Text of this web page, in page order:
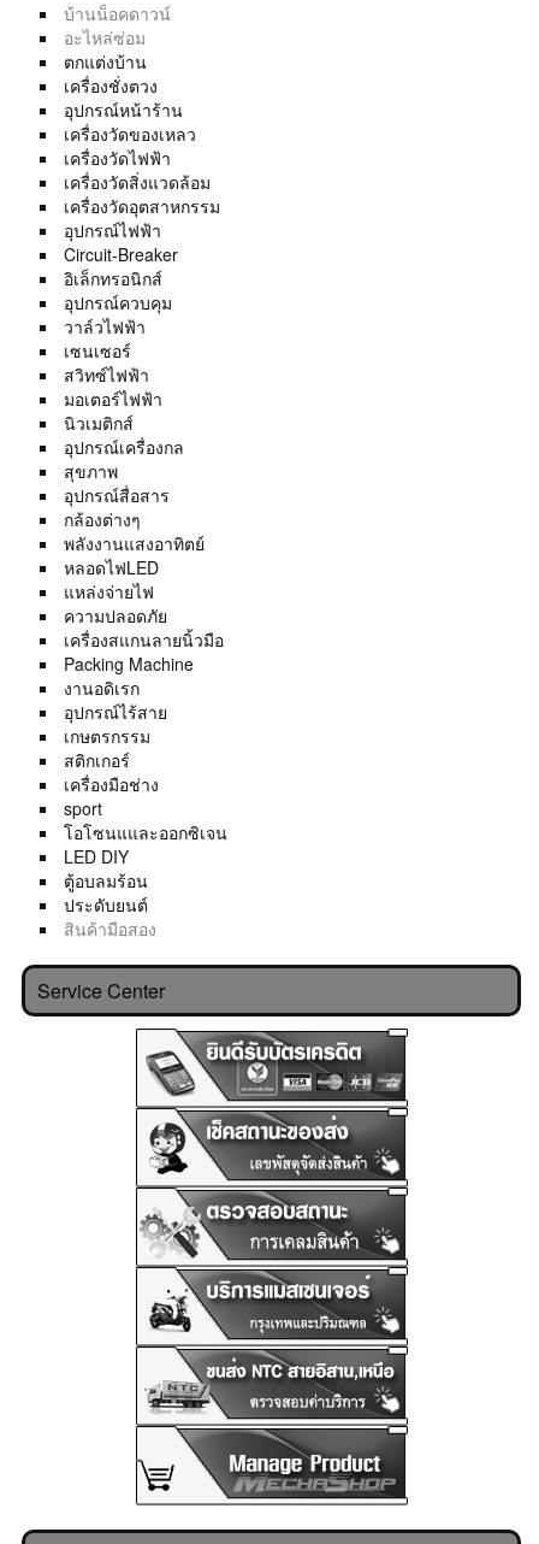
บ้านน็อคดาวน์
อะไหล่ซ่อม
ตกแต่งบ้าน
เครื่องชั่งตวง
อุปกรณ์หน้าร้าน
เครื่องวัดของเหลว
เครื่องวัดไฟฟ้า
เครื่องวัดสิ่งแวดล้อม
เครื่องวัดอุตสาหกรรม
อุปกรณ์ไฟฟ้า
Circuit-Breaker
อิเล็กทรอนิกส์
อุปกรณ์ควบคุม
วาล์วไฟฟ้า
เซนเซอร์
สวิทซ์ไฟฟ้า
มอเตอร์ไฟฟ้า
นิวเมติกส์
อุปกรณ์เครื่องกล
สุขภาพ
อุปกรณ์สื่อสาร
กล้องต่างๆ
พลังงานแสงอาทิตย์
หลอดไฟLED
แหล่งจ่ายไฟ
ความปลอดภัย
เครื่องสแกนลายนิ้วมือ
Packing Machine
งานอดิเรก
อุปกรณ์ไร้สาย
เกษตรกรรม
สติกเกอร์
เครื่องมือช่าง
sport
โอโซนแและออกซิเจน
LED DIY
ตู้อบลมร้อน
ประดับยนต์
สินค้ามือสอง
Service Center